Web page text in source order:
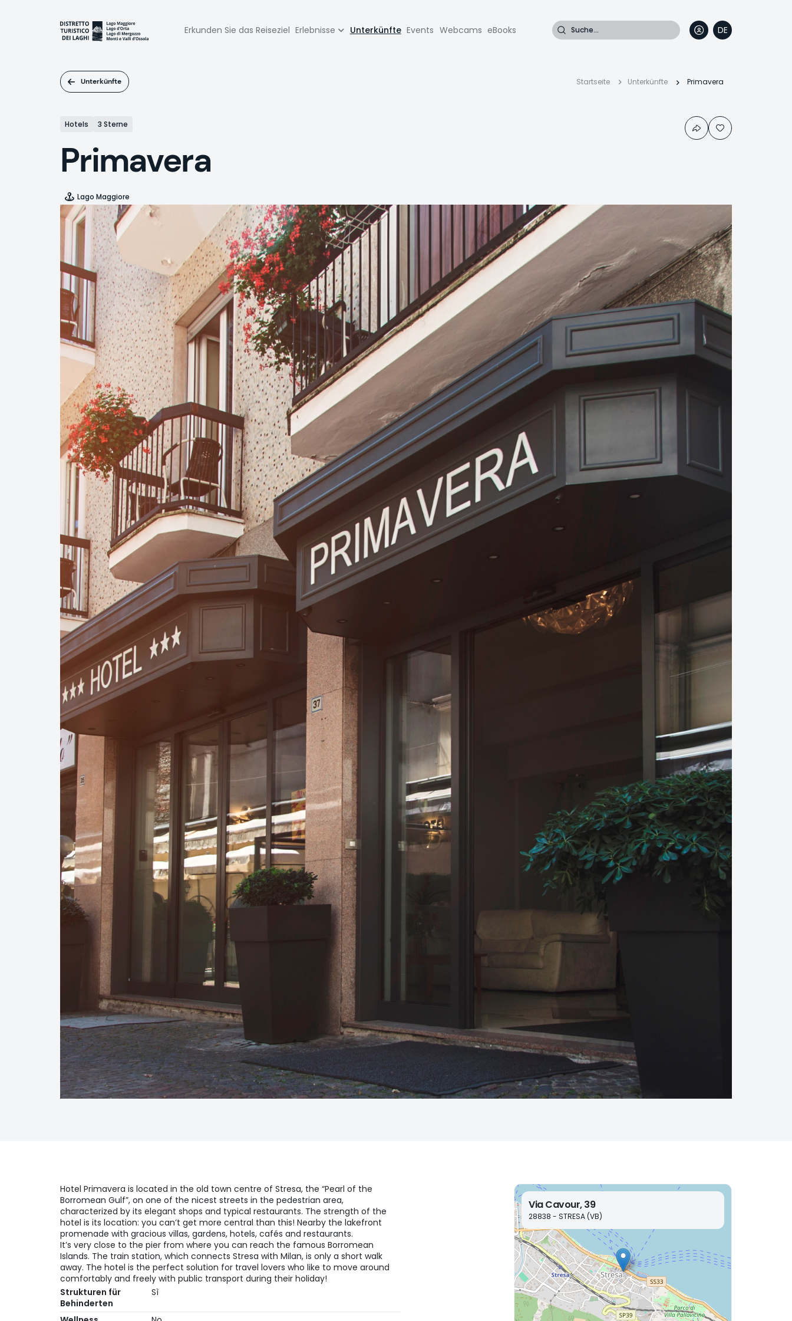
Navigazione
Erkunden Sie das Reiseziel Erlebnisse Unterkünfte Events Webcams eBooks Suche
DE
IT
EN
FR
Unterkünfte Startseite Unterkünfte Primavera
Hotels 3 Sterne
Primavera
Lago Maggiore
Hotel Primavera is located in the old town centre of Stresa, the “Pearl of the
Borromean Gulf”, on one of the nicest streets in the pedestrian area,
characterized by its elegant shops and typical restaurants. The strength of the
hotel is its location: you can’t get more central than this! Nearby the lakefront
promenade with gracious villas, gardens, hotels, cafés and restaurants.
It’s very close to the pier from where you can reach the famous Borromean
Islands. The train station, which connects Stresa with Milan, is only a short walk
away. The hotel is the perfect solution for travel lovers who like to move around
comfortably and freely with public transport during their holiday!
Strukturen für
Behinderten
Sì
Via Cavour, 39
28838 - STRESA (VB)